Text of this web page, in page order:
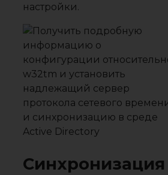
настройки.
Синхронизация